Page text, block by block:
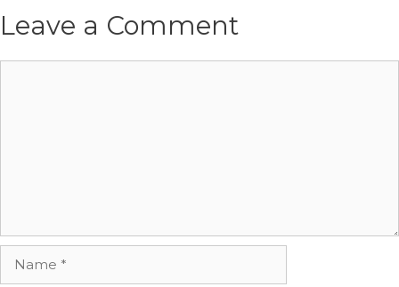
Leave a Comment